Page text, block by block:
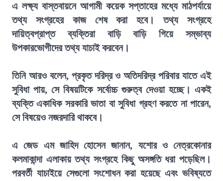
এ লক্ষ্য বাস্তবায়নে আগামী কয়েক সপ্তাহের মধ্যে মাঠপর্যায়ে
তথ্য সংগ্রহের কাজ শেষ করা হবে। তথ্য সংগ্রহে
দায়িত্বপ্রাপ্ত ব্যক্তিরা বাড়ি বাড়ি গিয়ে সম্ভাব্য
উপকারভোগীদের তথ্য যাচাই করবেন।
তিনি আরও বলেন, প্রকৃত দরিদ্র ও অতিদরিদ্র পরিবার যাতে এই
সুবিধা পায়, সে বিষয়টিকে সর্বোচ্চ গুরুত্ব দেওয়া হচ্ছে। একই
ব্যক্তি একাধিক সরকারি ভাতা বা সুবিধা গ্রহণ করতে না পারেন,
সে বিষয়েও নজরদারি থাকবে।
এ জেড এম জাহিদ হোসেন জানান, যশোর ও নেত্রকোনার
কলমাকান্দা এলাকায় তথ্য সংগ্রহে কিছু অসঙ্গতি ধরা পড়েছিল।
পরবর্তী যাচাইয়ে সেগুলো সংশোধন করা হয়েছে এবং ভবিষ্যতে